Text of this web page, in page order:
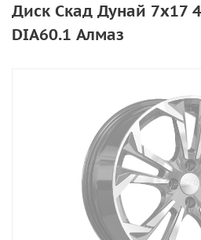
Диск Скад Дунай 7x17
DIA60.1 Алмаз